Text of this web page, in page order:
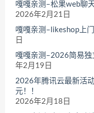
嘎嘎亲测–松果web聊
2026年2月21日
嘎嘎亲测–likeshop上
日
嘎嘎亲测–2026简易独
年2月19日
2026年腾讯云最新活
元！！
2026年2月18日